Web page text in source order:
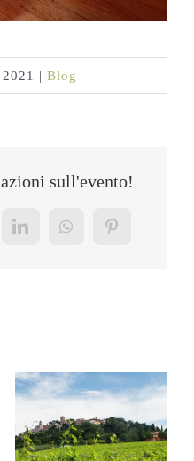
| Blog
sull'evento!
LinkedInWhatsAppPinterest